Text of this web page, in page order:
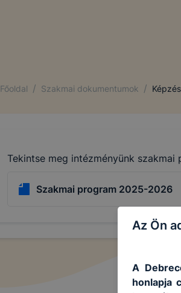
Főoldal / Szakmai dokumentumok /
Tekintse meg intézményünk
Szakmai program 2025-2026
Az Ön
A
honlapja